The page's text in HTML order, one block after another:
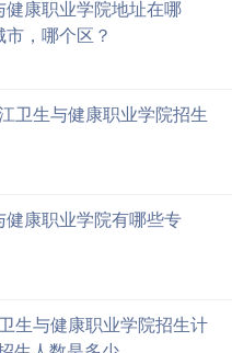
健康职业学院地址在哪
，哪个区？
卫生与健康职业学院招生
健康职业学院有哪些专
生与健康职业学院招生计